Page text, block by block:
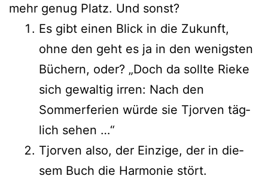
mehr genug Platz. Und sonst?
Es gibt einen Blick in die Zukunft,
ohne den geht es ja in den wenigs­ten
Büchern, oder? „Doch da soll­te Rieke
sich gewal­tig irren: Nach den
Sommerferien wür­de sie Tjorven täg­
lich sehen …“
Tjorven also, der Einzige, der in die­
sem Buch die Harmonie stört.